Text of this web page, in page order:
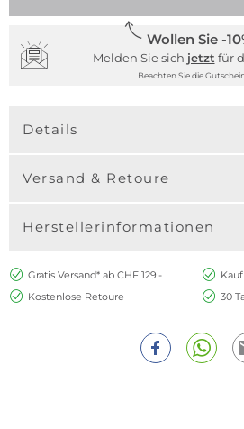
Wollen Sie -
Melden Sie sich jetzt für
Beachten Sie die
Details
Versand & Retoure
Herstellerinformationen
Gratis Versand* ab CHF 129.-
Kostenlose Retoure
30